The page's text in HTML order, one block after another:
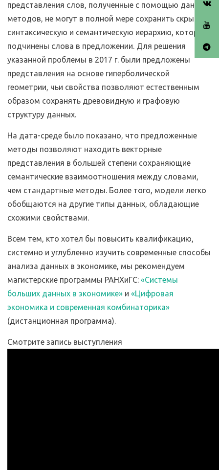
представления слов, полученные с помощью данных
методов, не могут в полной мере сохранить скрытую
синтаксическую и семантическую иерархию, которой
подчинены слова в предложении. Для решения
указанной проблемы в 2017 г. были предложены
представления на основе гиперболической
геометрии, чьи свойства позволяют естественным
образом сохранять древовидную и графовую
структуру данных.
На дата-среде было показано, что предложенные
методы позволяют находить векторные
представления в большей степени сохраняющие
семантические взаимоотношения между словами,
чем стандартные методы. Более того, модели легко
обобщаются на другие типы данных, обладающие
схожими свойствами.
Всем тем, кто хотел бы повысить квалификацию,
системно и углубленно изучить современные способы
анализа данных в экономике, мы рекомендуем
магистерские программы РАНХиГС: «Системы
больших данных в экономике» и «Цифровая
экономика и современная комбинаторика»
(дистанционная программа).
Смотрите запись выступления